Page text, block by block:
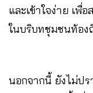
และเข้าใจง่าย เพื่
ในบริบทชุมชนท้อง
นอกจากนี้ ยังไม่ปร